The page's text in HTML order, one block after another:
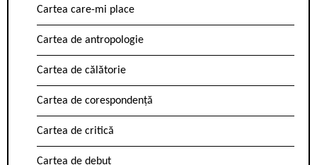
Cartea care-mi place
Cartea de antropologie
Cartea de călătorie
Cartea de corespondență
Cartea de critică
Cartea de debut